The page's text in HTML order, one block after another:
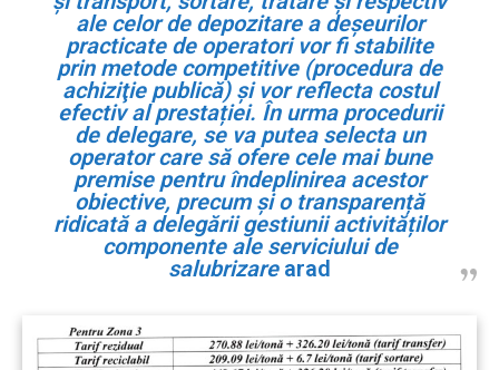
ale celor de depozitare a deşeurilor
practicate de operatori vor fi stabilite
prin metode competitive (procedura de
achiziţie publică) și vor reflecta costul
efectiv al prestației. În urma procedurii
de delegare, se va putea selecta un
operator care să ofere cele mai bune
premise pentru îndeplinirea acestor
obiective, precum și o transparență
ridicată a delegării gestiunii activităților
componente ale serviciului de
salubrizarearad